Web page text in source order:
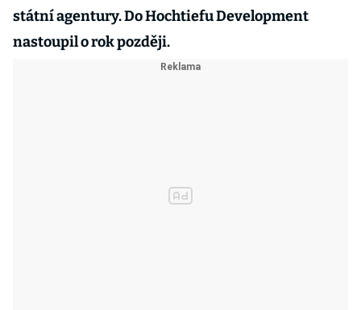
státní agentury. Do Hochtiefu Development
nastoupil o rok později.